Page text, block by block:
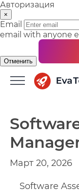
Авторизация
×
Email
email with anyone
Отменить
Март 20, 2026
Software